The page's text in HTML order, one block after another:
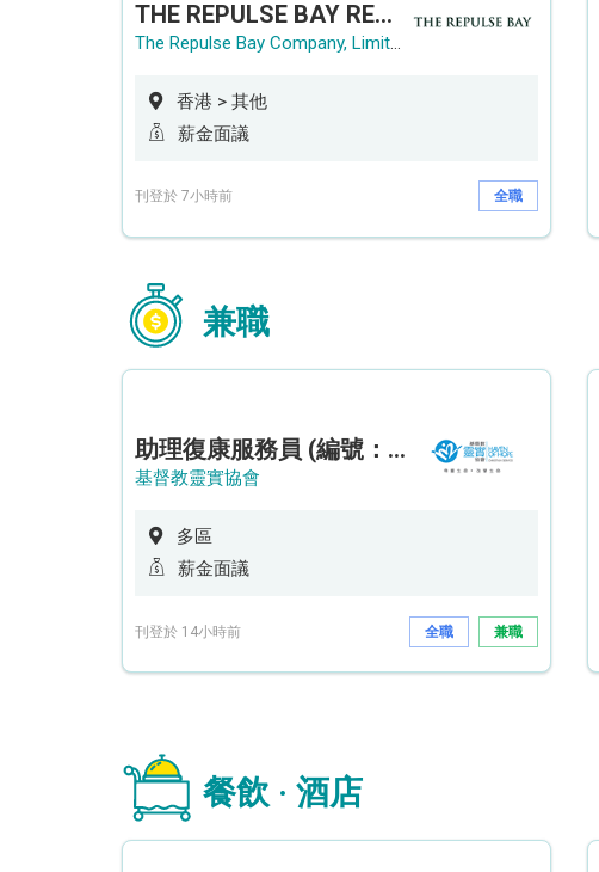
THE REPULSE BAY RECRUITMENT DAY 淺水灣影灣園人才招聘會
The Repulse Bay Company, Limited
香港 > 其他
薪金面議
刊登於 7小時前 全職
兼職
助理復康服務員 (編號：RSD/ARSW/CTE)
基督教靈實協會
多區
薪金面議
刊登於 14小時前 全職 兼職
餐飲 · 酒店